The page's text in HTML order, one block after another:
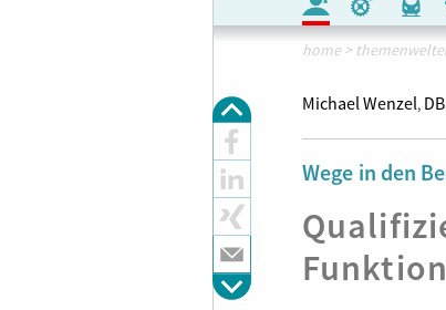
v
home >
Michael Wenzel,
Wege in den